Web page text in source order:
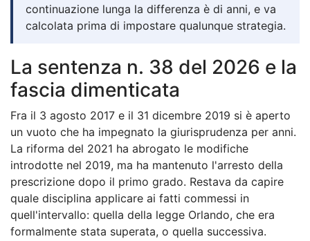
continuazione lunga la differenza è di anni, e va
calcolata prima di impostare qualunque strategia.
La sentenza n. 38 del 2026 e la
fascia dimenticata
Fra il 3 agosto 2017 e il 31 dicembre 2019 si è aperto
un vuoto che ha impegnato la giurisprudenza per anni.
La riforma del 2021 ha abrogato le modifiche
introdotte nel 2019, ma ha mantenuto l'arresto della
prescrizione dopo il primo grado. Restava da capire
quale disciplina applicare ai fatti commessi in
quell'intervallo: quella della legge Orlando, che era
formalmente stata superata, o quella successiva.